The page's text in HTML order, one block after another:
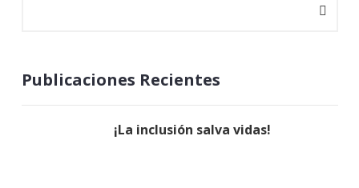
Publicaciones Recientes
¡La inclusión salva vidas!